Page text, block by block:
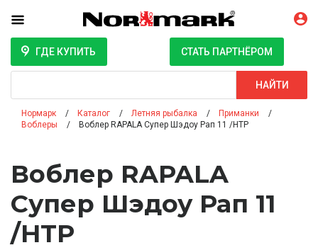
ГДЕ КУПИТЬ СТАТЬ ПАРТНЁРОМ
НАЙТИ
Нормарк Каталог Летняя рыбалка
Приманки
Воблеры
Воблер RAPALA Супер Шэдоу Рап 11 /HTP
Воблер RAPALA
Супер Шэдоу Рап 11
/HTP